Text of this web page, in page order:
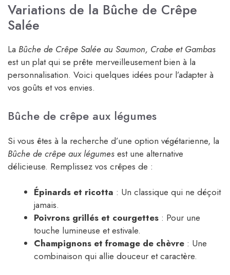
Variations de la Bûche de Crêpe
Salée
La Bûche de Crêpe Salée au Saumon, Crabe et Gambas
est un plat qui se prête merveilleusement bien à la
personnalisation. Voici quelques idées pour l’adapter à
vos goûts et vos envies.
Bûche de crêpe aux légumes
Si vous êtes à la recherche d’une option végétarienne, la
Bûche de crêpe aux légumes est une alternative
délicieuse. Remplissez vos crêpes de :
Épinards et ricotta : Un classique qui ne déçoit
jamais.
Poivrons grillés et courgettes : Pour une
touche lumineuse et estivale.
Champignons et fromage de chèvre : Une
combinaison qui allie douceur et caractère.